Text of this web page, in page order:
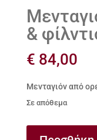
&
€ 84,00
Μενταγιόν από
Σε απόθεμα